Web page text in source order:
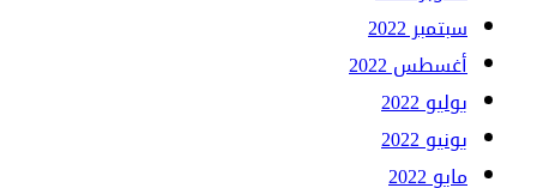
سبتمبر 2022
أغسطس 2022
يوليو 2022
يونيو 2022
مايو 2022